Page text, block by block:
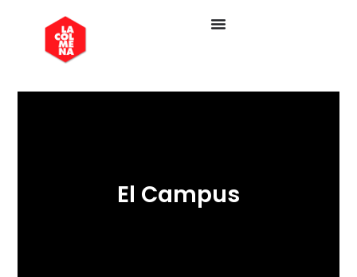
El Campus